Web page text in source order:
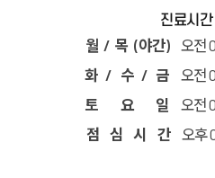
진료시간
월 / 목 (야간)
오전
화 / 수 / 금
오전
토 요 일
오전
점 심 시 간
오후